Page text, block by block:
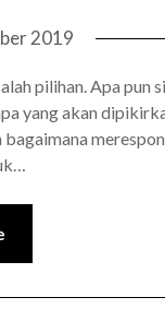
2019
pilihan. Apa pun
yang akan